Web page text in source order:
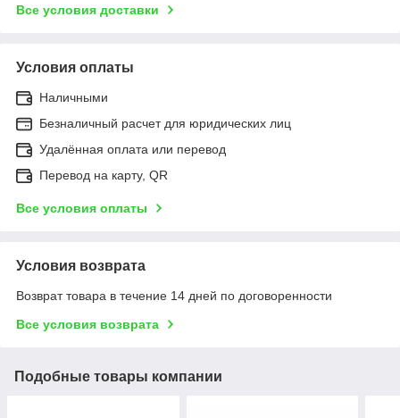
Все условия доставки
Условия оплаты
Наличными
Безналичный расчет для юридических лиц
Удалённая оплата или перевод
Перевод на карту, QR
Все условия оплаты
Условия возврата
Возврат товара в течение 14 дней по договоренности
Все условия возврата
Подобные товары компании